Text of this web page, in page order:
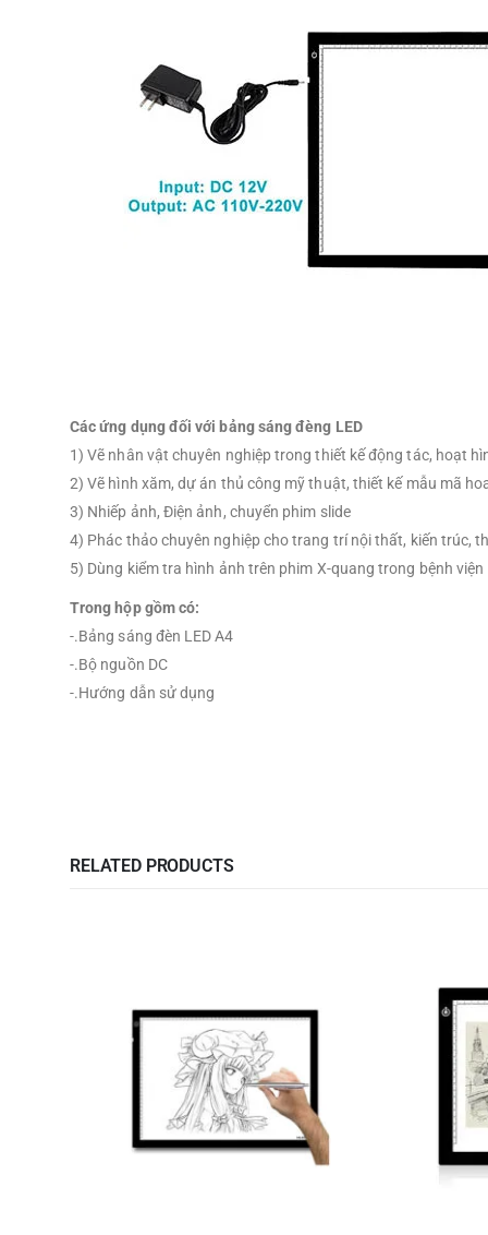
Các ứng dụng đối với bảng sáng đèng LED
1) Vẽ nhân vật chuyên nghiệp trong thiết kế động tác, hoạt
2) Vẽ hình xăm, dự án thủ công mỹ thuật, thiết kế mẫu mã
3) Nhiếp ảnh, Điện ảnh, chuyển phim slide
4) Phác thảo chuyên nghiệp cho trang trí nội thất, kiến trúc,
5) Dùng kiểm tra hình ảnh trên phim X-quang trong bệnh viện
Trong hộp gồm có:
-.Bảng sáng đèn LED A4
-.Bộ nguồn DC
-.Hướng dẫn sử dụng
RELATED PRODUCTS